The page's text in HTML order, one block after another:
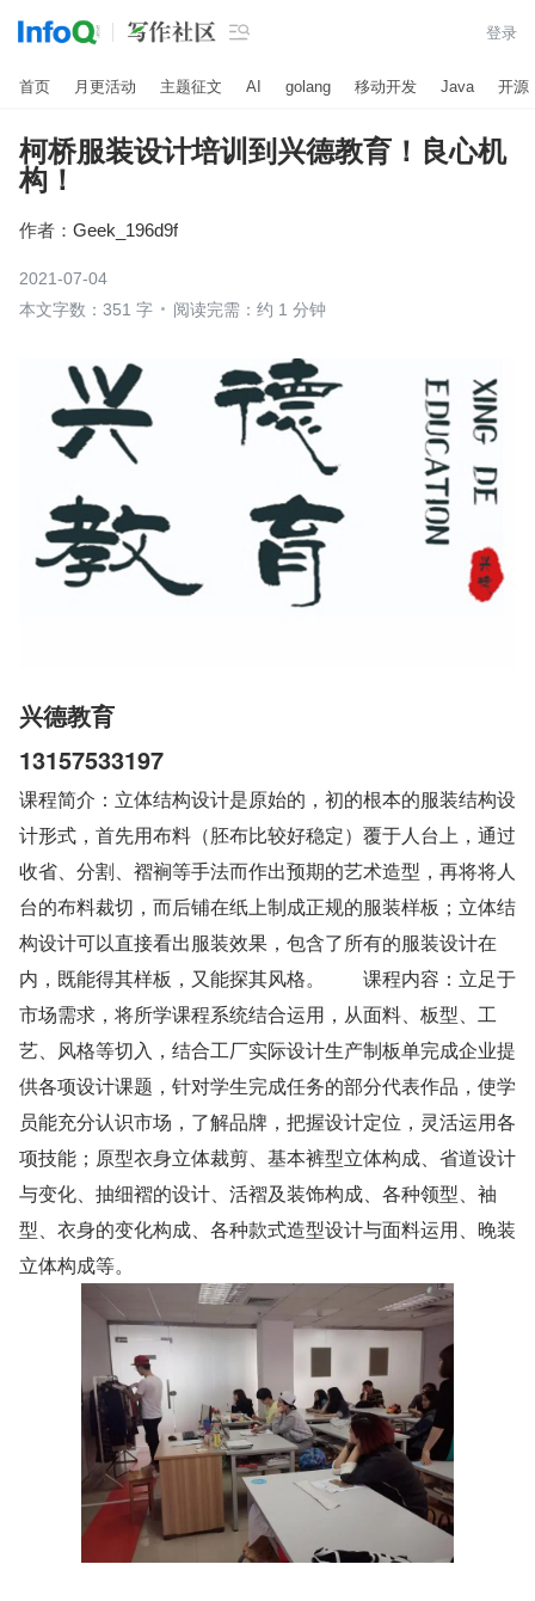
 登录
首页 月更活动 主题征文 AI golang 移动开发 Java 开源
柯桥服装设计培训到兴德教育！良心机
构！
作者： Geek_196d9f
2021-07-04
本文字数：351 字
阅读完需：约 1 分钟
兴德教育
13157533197
课程简介：立体结构设计是原始的，初的根本的服装结构设
计形式，首先用布料（胚布比较好稳定）覆于人台上，通过
收省、分割、褶裥等手法而作出预期的艺术造型，再将将人
台的布料裁切，而后铺在纸上制成正规的服装样板；立体结
构设计可以直接看出服装效果，包含了所有的服装设计在
内，既能得其样板，又能探其风格。　　课程内容：立足于
市场需求，将所学课程系统结合运用，从面料、板型、工
艺、风格等切入，结合工厂实际设计生产制板单完成企业提
供各项设计课题，针对学生完成任务的部分代表作品，使学
员能充分认识市场，了解品牌，把握设计定位，灵活运用各
项技能；原型衣身立体裁剪、基本裤型立体构成、省道设计
与变化、抽细褶的设计、活褶及装饰构成、各种领型、袖
型、衣身的变化构成、各种款式造型设计与面料运用、晚装
立体构成等。